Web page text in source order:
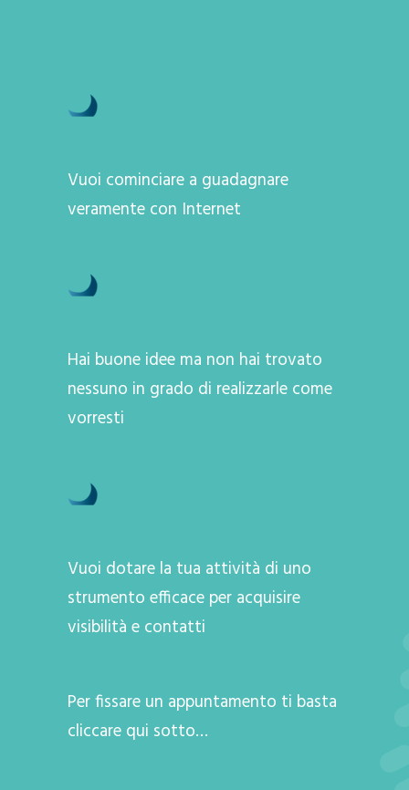
Vuoi cominciare a guadagnare
veramente con Internet
Hai buone idee ma non hai trovato
nessuno in grado di realizzarle come
vorresti
Vuoi dotare la tua attività di uno
strumento efficace per acquisire
visibilità e contatti
Per fissare un appuntamento ti basta
cliccare qui sotto…